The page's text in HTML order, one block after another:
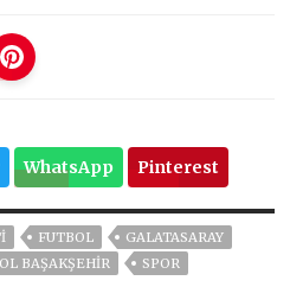
WhatsApp Pinterest
FUTBOL
GALATASARAY
BAŞAKŞEHIR SPOR